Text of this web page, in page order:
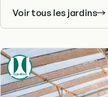
Voir tous les jardins